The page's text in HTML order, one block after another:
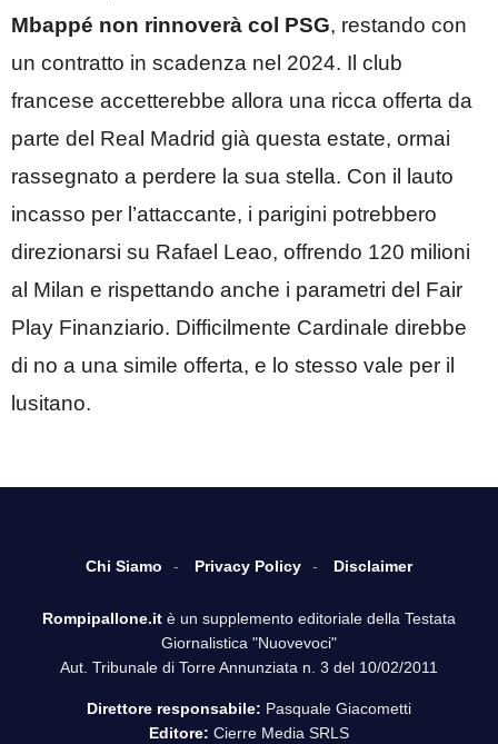
Mbappé non rinnoverà col PSG, restando con
un contratto in scadenza nel 2024. Il club
francese accetterebbe allora una ricca offerta da
parte del Real Madrid già questa estate, ormai
rassegnato a perdere la sua stella. Con il lauto
incasso per l’attaccante, i parigini potrebbero
direzionarsi su Rafael Leao, offrendo 120 milioni
al Milan e rispettando anche i parametri del Fair
Play Finanziario. Difficilmente Cardinale direbbe
di no a una simile offerta, e lo stesso vale per il
lusitano.
Chi Siamo Privacy Policy Disclaimer
Rompipallone.it è un supplemento editoriale della Testata
Giornalistica "Nuovevoci"
Aut. Tribunale di Torre Annunziata n. 3 del 10/02/2011
Direttore responsabile: Pasquale Giacometti
Editore: Cierre Media SRLS